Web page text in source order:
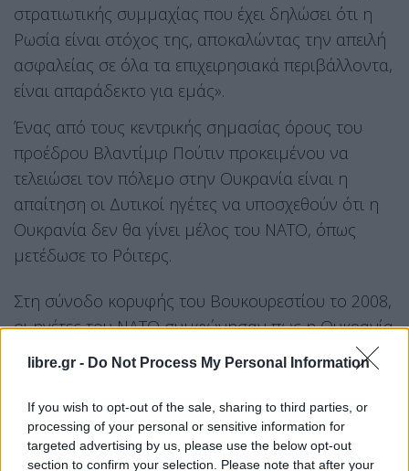
libre.gr - Do Not Process My Personal Information
If you wish to opt-out of the sale, sharing to third parties, or
processing of your personal or sensitive information for
targeted advertising by us, please use the below opt-out
section to confirm your selection. Please note that after your
στρατιωτικής συμμαχίας που έχει δηλώσει ότι η
Ρωσία είναι στόχος της, αποκαλώντας την απειλή
ασφαλείας σε όλα τα επιχειρησιακά περιβάλλοντα,
είναι απαράδεκτο για εμάς».
Ένας από τους κεντρικής σημασίας όρους του
προέδρου Βλαντίμιρ Πούτιν προκειμένου να
τελειώσει τον πόλεμο στην Ουκρανία είναι η
απαίτηση οι Δυτικοί ηγέτες να υποσχεθούν ότι η
Ουκρανία δεν θα γίνει μέλος του ΝΑΤΟ, όπως
μετέδωσε το Ρόιτερς.
Στη σύνοδο κορυφής του Βουκουρεστίου το 2008,
οι ηγέτες του ΝΑΤΟ συμφώνησαν πως η Ουκρανία
και η Γεωργία θα γίνονταν μια μέρα μέλη της
συμμαχίας. Το 2009, η Ουκρανία τροποποίησε το
Σύνταγμά της δεσμευόμενη στον δρόμο προς την
πλήρη ένταξη στο ΝΑΤΟ και στην Ευρωπαϊκή
Ένωση.